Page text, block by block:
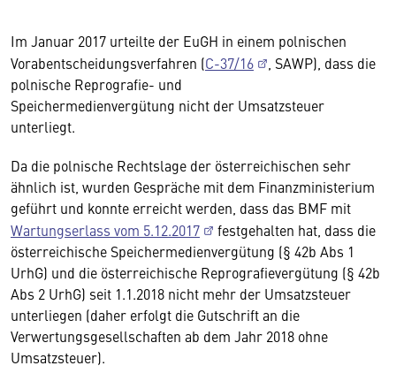
Im Januar 2017 urteilte der EuGH in einem polnischen
Vorabentscheidungsverfahren (C-37/16
, SAWP), dass die
polnische Reprografie- und
Speichermedienvergütung nicht der Umsatzsteuer
unterliegt.
Da die polnische Rechtslage der österreichischen sehr
ähnlich ist, wurden Gespräche mit dem Finanzministerium
geführt und konnte erreicht werden, dass das BMF mit
Wartungserlass vom 5.12.2017
festgehalten hat, dass die
österreichische Speichermedienvergütung (§ 42b Abs 1
UrhG) und die österreichische Reprografievergütung (§ 42b
Abs 2 UrhG) seit 1.1.2018 nicht mehr der Umsatzsteuer
unterliegen (daher erfolgt die Gutschrift an die
Verwertungsgesellschaften ab dem Jahr 2018 ohne
Umsatzsteuer).